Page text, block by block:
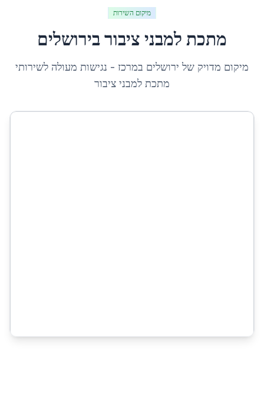
מיקום השירות
מתכת למבני ציבורבירושלים
מיקום מדויק של ירושלים במרכז - נגישות מעולה לשירותי
מתכת למבני ציבור